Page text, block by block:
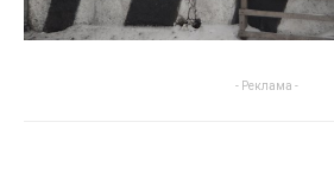
- Реклама -